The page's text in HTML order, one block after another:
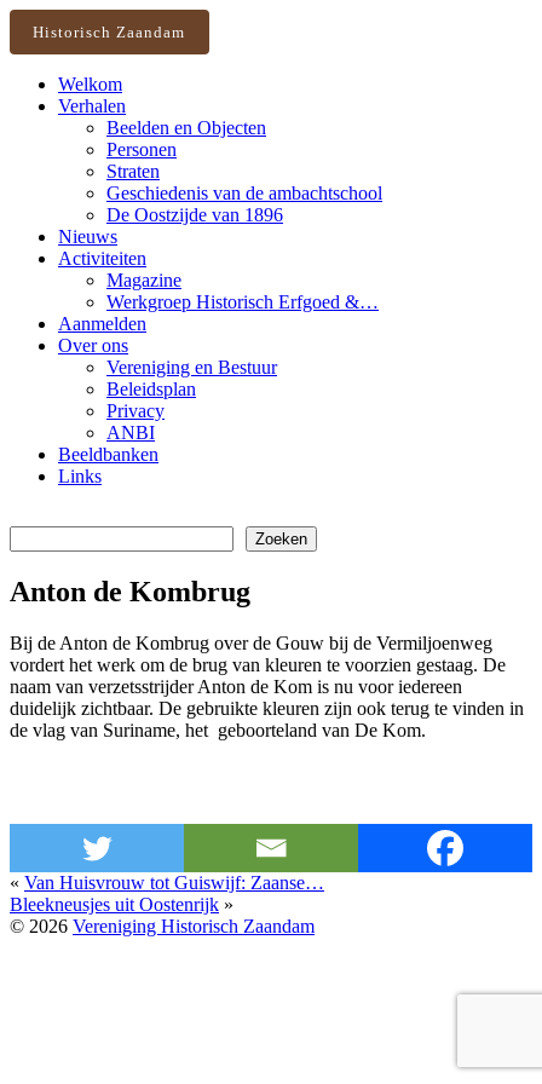
Historisch Zaandam
Welkom
Verhalen
Beelden en Objecten
Personen
Straten
Geschiedenis van de ambachtschool
De Oostzijde van 1896
Nieuws
Activiteiten
Magazine
Werkgroep Historisch Erfgoed &…
Aanmelden
Over ons
Vereniging en Bestuur
Beleidsplan
Privacy
ANBI
Beeldbanken
Links
Zoeken
Anton de Kombrug
Bij de Anton de Kombrug over de Gouw bij de Vermiljoenweg
vordert het werk om de brug van kleuren te voorzien gestaag. De
naam van verzetsstrijder Anton de Kom is nu voor iedereen
duidelijk zichtbaar. De gebruikte kleuren zijn ook terug te vinden in
de vlag van Suriname, het geboorteland van De Kom.
« Van Huisvrouw tot Guiswijf: Zaanse…
Bleekneusjes uit Oostenrijk »
© 2026 Vereniging Historisch Zaandam